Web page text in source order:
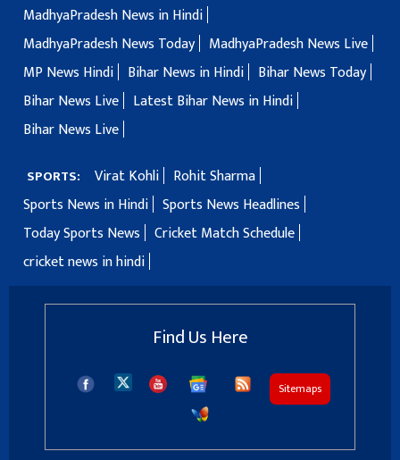
MadhyaPradesh News in Hindi
MadhyaPradesh News Today
MadhyaPradesh News Live
MP News Hindi
Bihar News in Hindi
Bihar News Today
Bihar News Live
Latest Bihar News in Hindi
Bihar News Live
SPORTS: Virat Kohli
Rohit Sharma
Sports News in Hindi Sports News Headlines
Today Sports News
Cricket Match Schedule
cricket news in hindi
Find Us Here
Sitemaps